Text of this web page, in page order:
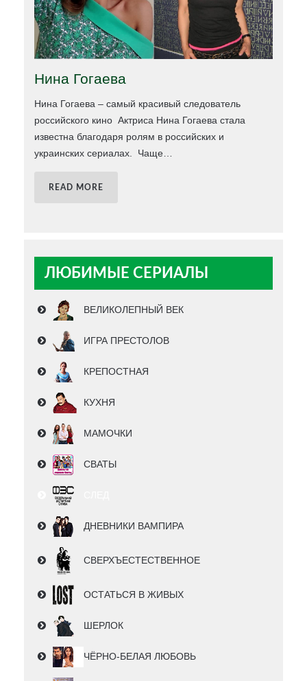
Нина Гогаева
Нина Гогаева – самый красивый следователь
российского кино Актриса Нина Гогаева стала
известна благодаря ролям в российских и
украинских сериалах. Чаще
READ MORE
ЛЮБИМЫЕ СЕРИАЛЫ
ВЕЛИКОЛЕПНЫЙ ВЕК
ИГРА ПРЕСТОЛОВ
КРЕПОСТНАЯ
КУХНЯ
МАМОЧКИ
СВАТЫ
ДНЕВНИКИ ВАМПИРА
СВЕРХЪЕСТЕСТВЕННОЕ
ОСТАТЬСЯ В ЖИВЫХ
ШЕРЛОК
ЧЁРНО-БЕЛАЯ ЛЮБОВЬ